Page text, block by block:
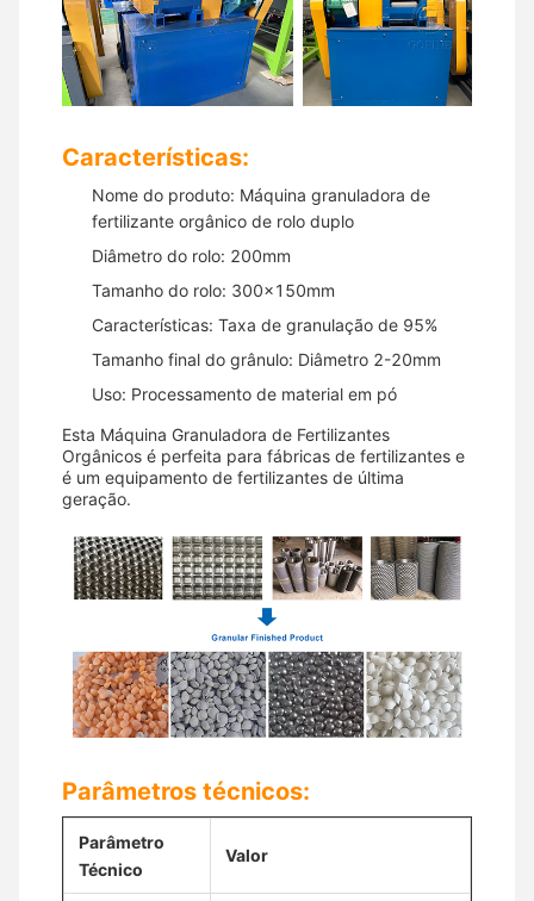
Características:
Nome do produto: Máquina granuladora de
fertilizante orgânico de rolo duplo
Diâmetro do rolo: 200mm
Tamanho do rolo: 300x150mm
Características: Taxa de granulação de 95%
Tamanho final do grânulo: Diâmetro 2-20mm
Uso: Processamento de material em pó
Esta Máquina Granuladora de Fertilizantes
Orgânicos é perfeita para fábricas de fertilizantes e
é um equipamento de fertilizantes de última
geração.
Parâmetros técnicos:
Parâmetro
Técnico
Valor